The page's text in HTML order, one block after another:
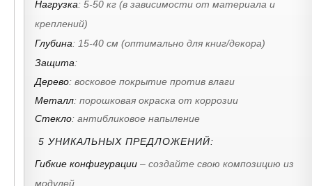
Нагрузка: 5-50 кг (в зависимости от материала и
креплений)
Глубина: 15-40 см (оптимально для книг/декора)
Защита:
Дерево: восковое покрытие против влаги
Металл: порошковая окраска от коррозии
Стекло: антибликовое напыление
5 УНИКАЛЬНЫХ ПРЕДЛОЖЕНИЙ:
Гибкие конфигурации – создайте свою композицию из
модулей